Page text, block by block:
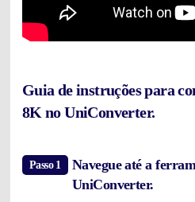
Guia de instruções para
8K no UniConverter.
Passo 1
Navegue até a
UniConverter.